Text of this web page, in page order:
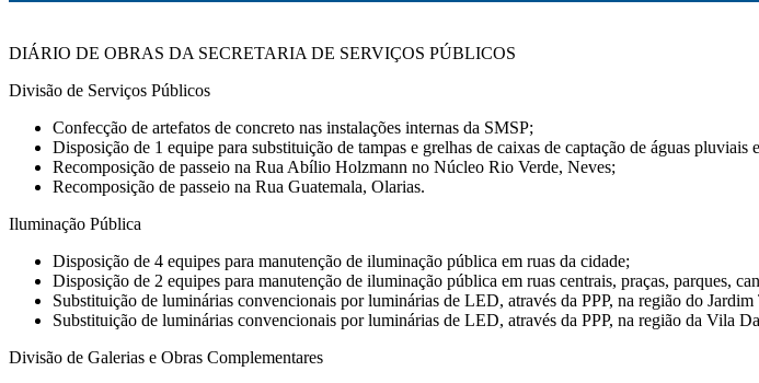
DIÁRIO DE OBRAS DA SECRETARIA DE SERVIÇOS PÚBLICOS
Divisão de Serviços Públicos
Confecção de artefatos de concreto nas instalações internas da SMSP;
Disposição de 1 equipe para substituição de tampas e grelhas de caixas de captação de águas pluviais
Recomposição de passeio na Rua Abílio Holzmann no Núcleo Rio Verde, Neves;
Recomposição de passeio na Rua Guatemala, Olarias.
Iluminação Pública
Disposição de 4 equipes para manutenção de iluminação pública em ruas da cidade;
Disposição de 2 equipes para manutenção de iluminação pública em ruas centrais, praças, parques,
Substituição de luminárias convencionais por luminárias de LED, através da PPP, na região do
Substituição de luminárias convencionais por luminárias de LED, através da PPP, na região da Vila
Divisão de Galerias e Obras Complementares